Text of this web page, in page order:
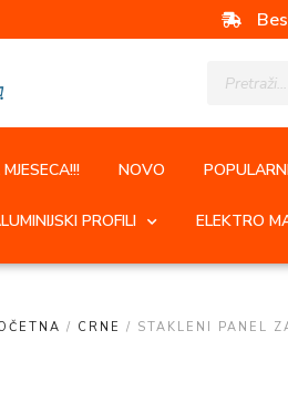
NOVO
PROFILI ELEKTRO
/ CRNE / STAKLENI PANEL